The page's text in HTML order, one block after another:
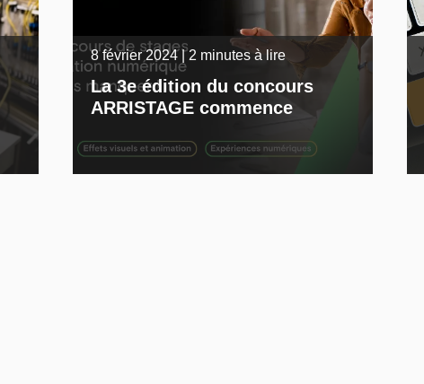
8 février 2024 | 2 minutes à lire
La 3e édition du concours
ARRISTAGE commence